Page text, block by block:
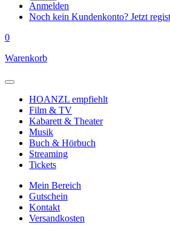
Anmelden
Noch kein Kundenkonto? Jetzt
0
Warenkorb
HOANZL empfiehlt
Film & TV
Kabarett & Theater
Musik
Buch & Hörbuch
Streaming
Tickets
Mein Bereich
Gutschein
Kontakt
Versandkosten